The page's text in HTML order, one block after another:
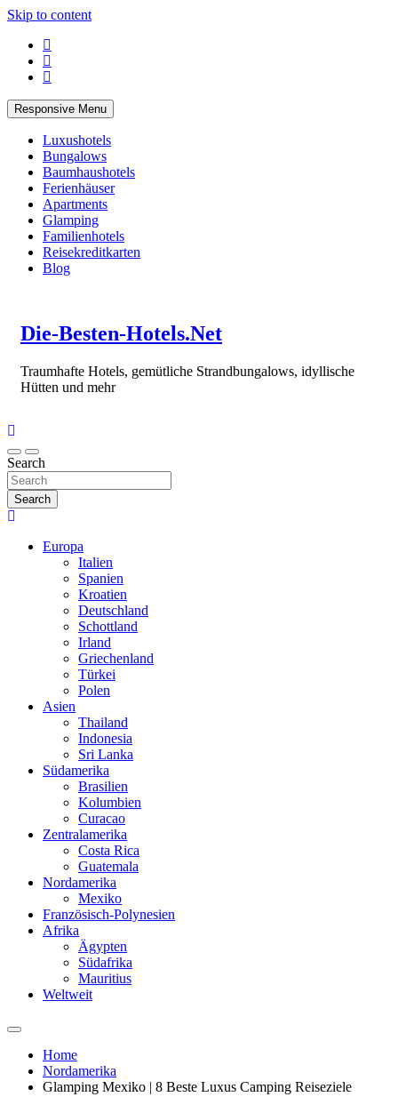
Skip to content
Responsive Menu
Luxushotels
Bungalows
Baumhaushotels
Ferienhäuser
Apartments
Glamping
Familienhotels
Reisekreditkarten
Blog
Die-Besten-Hotels.Net
Traumhafte Hotels, gemütliche Strandbungalows, idyllische
Hütten und mehr
Search
Search
Europa
Italien
Spanien
Kroatien
Deutschland
Schottland
Irland
Griechenland
Türkei
Polen
Asien
Thailand
Indonesia
Sri Lanka
Südamerika
Brasilien
Kolumbien
Curacao
Zentralamerika
Costa Rica
Guatemala
Nordamerika
Mexiko
Französisch-Polynesien
Afrika
Ägypten
Südafrika
Mauritius
Weltweit
Home
Nordamerika
Glamping Mexiko | 8 Beste Luxus Camping Reiseziele